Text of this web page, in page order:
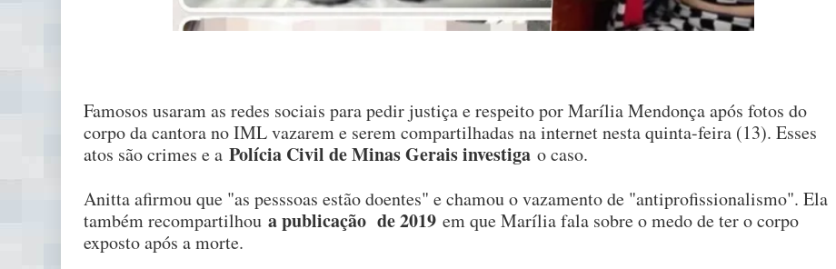
Famosos usaram as redes sociais para pedir justiça e respeito por Marília Mendonça após fotos do
corpo da cantora no IML vazarem e serem compartilhadas na internet nesta quinta-feira (13). Esses
atos são crimes e a Polícia Civil de Minas Gerais investiga o caso.
Anitta afirmou que "as pesssoas estão doentes" e chamou o vazamento de "antiprofissionalismo". Ela
também recompartilhou a publicação de 2019 em que Marília fala sobre o medo de ter o corpo
exposto após a morte.